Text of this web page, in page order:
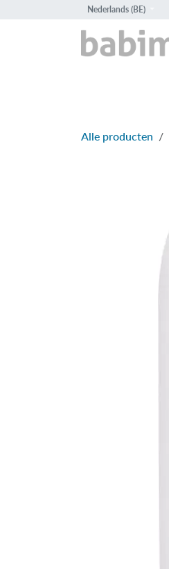
Overslaan naar inhoudNederlands (BE)
Alle producten